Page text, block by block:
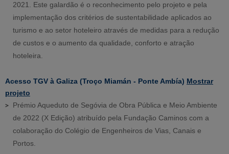
2021. Este galardão é o reconhecimento pelo projeto e pela
implementação dos critérios de sustentabilidade aplicados ao
turismo e ao setor hoteleiro através de medidas para a redução
de custos e o aumento da qualidade, conforto e atração
hoteleira.
Acesso TGV à Galiza (Troço Miamán - Ponte Ambía) Mostrar
projeto
Prémio Aqueduto de Segóvia de Obra Pública e Meio Ambiente
de 2022 (X Edição) atribuído pela Fundação Caminos com a
colaboração do Colégio de Engenheiros de Vias, Canais e
Portos.